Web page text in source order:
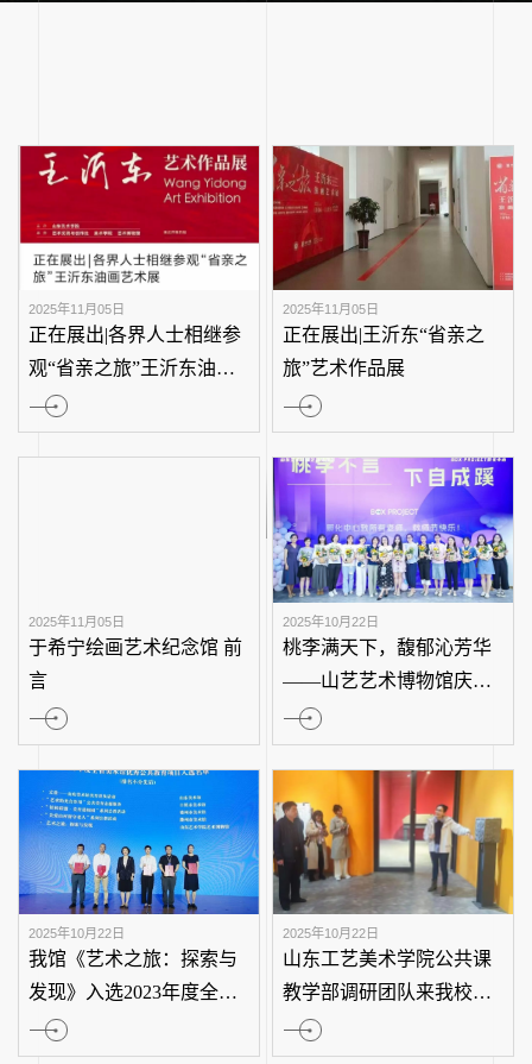
正在展出|各界人士相继参
观“省亲之旅”王沂东油画
艺术展
2025年11月05日
正在展出|王沂东
旅”艺术作品展
2025年11月05日
于希宁绘画艺术纪念馆 前
言
2025年10月22日
桃李满天下，馥
——山艺艺术博